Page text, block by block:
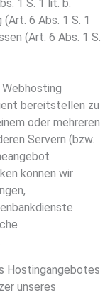
1 S. 1 lit. b.
6 Abs. 1 S. 1
(Art. 6 Abs. 1 S.
bereitstellen zu
oder mehreren
Servern (bzw.
können wir
Hostingangebotes
unseres